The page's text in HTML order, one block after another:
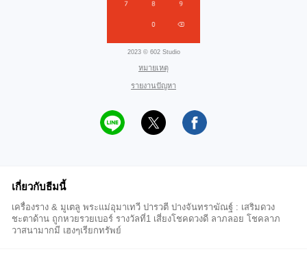
2023 © 602 Studio
หมายเหตุ
รายงานปัญหา
เกี่ยวกับธีมนี้
เครื่องราง & มูเตลู พระแม่อุมาเทวี ปารวตี ปางจันทราฆัณฐ์ : เสริมดวง
ชะตาด้าน ถูกหวยรวยเบอร์ รางวัลที่1 เสี่ยงโชคดวงดี ลาภลอย โชคลาภ
วาสนามากมี เฮงๆเรียกทรัพย์